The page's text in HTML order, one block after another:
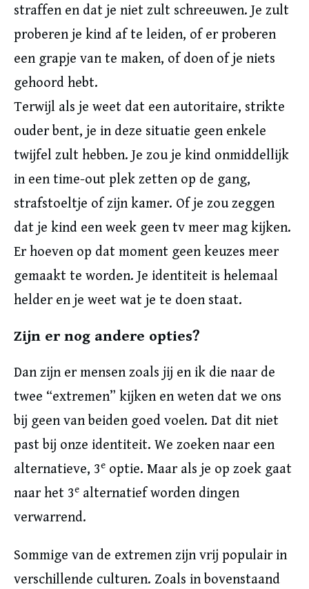
straffen en dat je niet zult schreeuwen. Je zult
proberen je kind af te leiden, of er proberen
een grapje van te maken, of doen of je niets
gehoord hebt.
Terwijl als je weet dat een autoritaire, strikte
ouder bent, je in deze situatie geen enkele
twijfel zult hebben. Je zou je kind onmiddellijk
in een time-out plek zetten op de gang,
strafstoeltje of zijn kamer. Of je zou zeggen
dat je kind een week geen tv meer mag kijken.
Er hoeven op dat moment geen keuzes meer
gemaakt te worden. Je identiteit is helemaal
helder en je weet wat je te doen staat.
Zijn er nog andere opties?
Dan zijn er mensen zoals jij en ik die naar de
twee “extremen” kijken en weten dat we ons
bij geen van beiden goed voelen. Dat dit niet
past bij onze identiteit. We zoeken naar een
alternatieve, 3e optie. Maar als je op zoek gaat
naar het 3e alternatief worden dingen
verwarrend.
Sommige van de extremen zijn vrij populair in
verschillende culturen. Zoals in bovenstaand